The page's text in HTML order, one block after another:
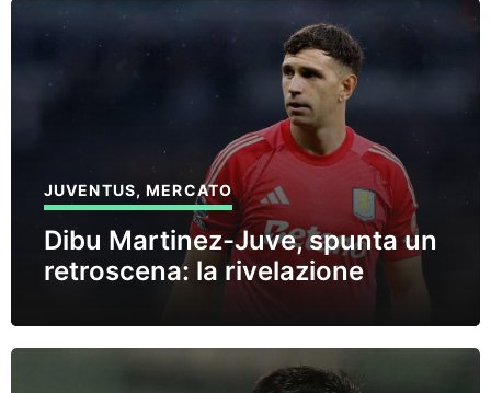
JUVENTUS,MERCATO
Dibu Martinez-Juve, spunta un
retroscena: la rivelazione